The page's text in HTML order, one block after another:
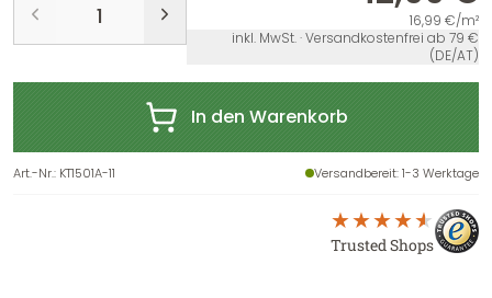
16,99 €/m²
inkl. MwSt. · Versandkostenfrei ab 79 €
(DE/AT)
In den Warenkorb
Art.-Nr.: KT1501A-11 Versandbereit: 1-3 Werktage
Trusted Shops